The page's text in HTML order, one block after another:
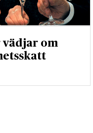
om